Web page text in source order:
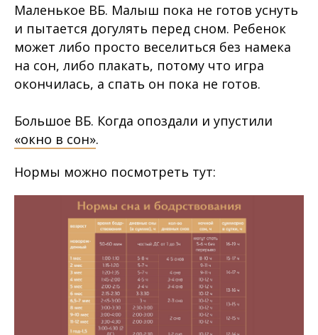
Маленькое ВБ. Малыш пока не готов уснуть
и пытается догулять перед сном. Ребенок
может либо просто веселиться без намека
на сон, либо плакать, потому что игра
окончилась, а спать он пока не готов.
Большое ВБ. Когда опоздали и упустили
«окно в сон».
Нормы можно посмотреть тут: